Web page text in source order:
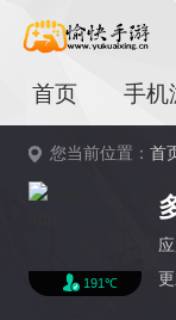
首页 手机
您当前位置：首
191℃